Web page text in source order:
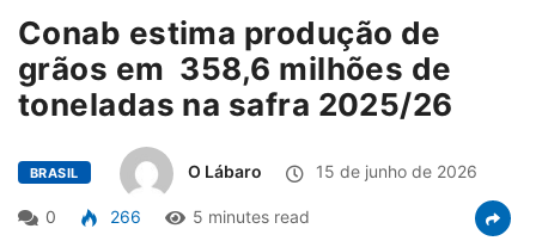
Conab estima produção de
grãos em 358,6 milhões de
toneladas na safra 2025/26
BRASIL O Lábaro 15 de junho de 2026
0 266 5 minutes read